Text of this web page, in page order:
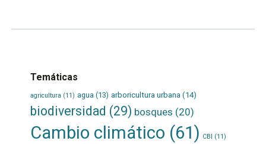
Temáticas
agricultura (11) agua (13) arboricultura urbana(14)
biodiversidad (29) bosques (20)
Cambio climático (61) CBI (11)